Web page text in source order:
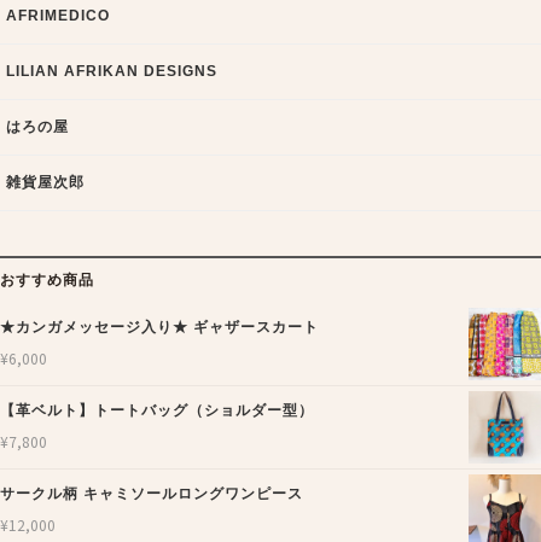
AFRIMEDICO
LILIAN AFRIKAN DESIGNS
はろの屋
雑貨屋次郎
おすすめ商品
★カンガメッセージ入り★ ギャザースカート
¥6,000
【革ベルト】トートバッグ（ショルダー型）
¥7,800
サークル柄 キャミソールロングワンピース
¥12,000